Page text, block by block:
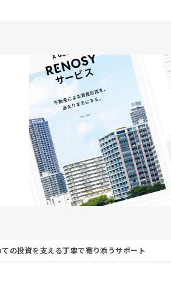
ての投資を支える丁寧で寄り添うサポート